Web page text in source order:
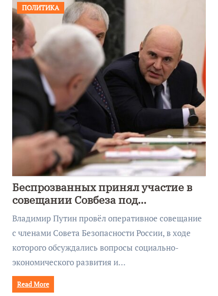
ПОЛИТИКА
Беспрозванных принял участие в
совещании Совбеза под
руководством Путина
Владимир Путин провёл оперативное совещание
с членами Совета Безопасности России, в ходе
которого обсуждались вопросы социально-
экономического развития и…
Read More